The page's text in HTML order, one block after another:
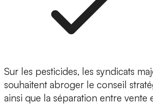
Sur les pesticides, les syndicats
souhaitent abroger le conseil
ainsi que la séparation entre